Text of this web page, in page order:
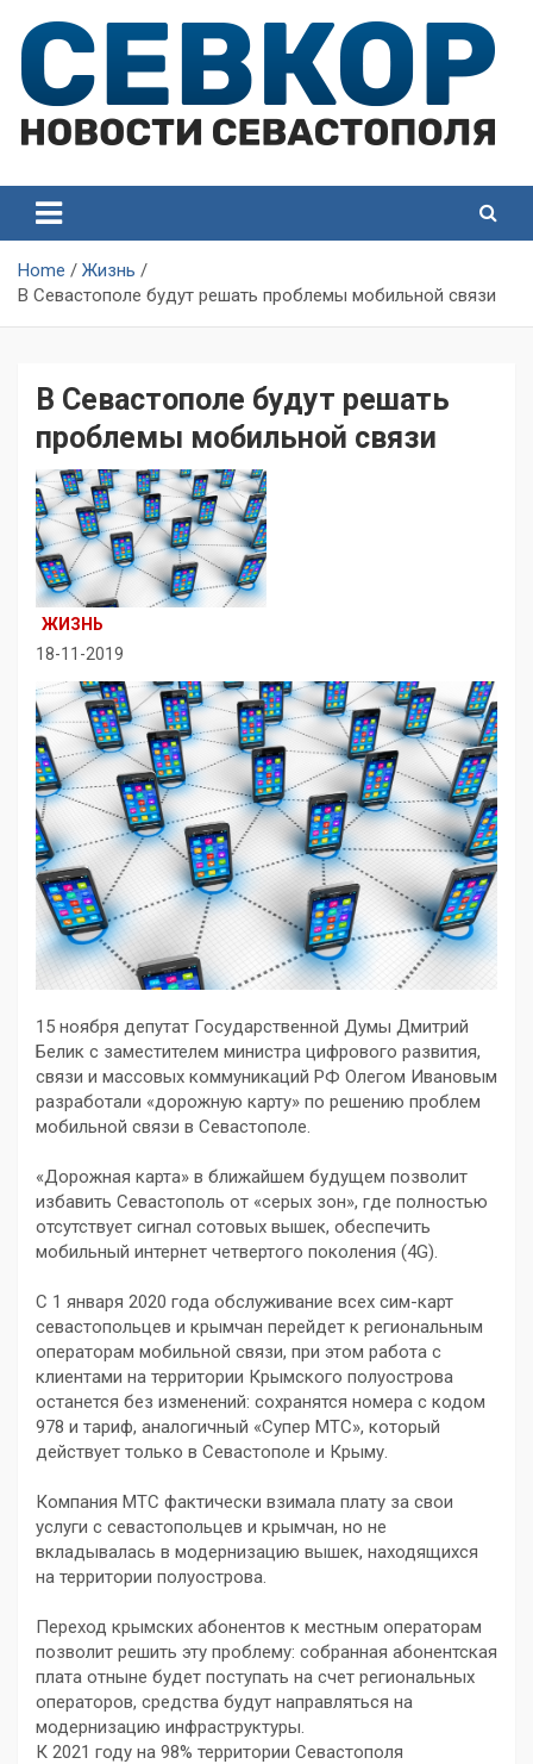
content
Севастополя
Севастополя
Home
Жизнь
В Севастополе будут решать проблемы мобильной связи
В Севастополе будут решать
проблемы мобильной связи
ЖИЗНЬ
18-11-2019
15 ноября депутат Государственной Думы Дмитрий
Белик с заместителем министра цифрового развития,
связи и массовых коммуникаций РФ Олегом Ивановым
разработали «дорожную карту» по решению проблем
мобильной связи в Севастополе.
«Дорожная карта» в ближайшем будущем позволит
избавить Севастополь от «серых зон», где полностью
отсутствует сигнал сотовых вышек, обеспечить
мобильный интернет четвертого поколения (4G).
С 1 января 2020 года обслуживание всех сим-карт
севастопольцев и крымчан перейдет к региональным
операторам мобильной связи, при этом работа с
клиентами на территории Крымского полуострова
останется без изменений: сохранятся номера с кодом
978 и тариф, аналогичный «Супер МТС», который
действует только в Севастополе и Крыму.
Компания МТС фактически взимала плату за свои
услуги с севастопольцев и крымчан, но не
вкладывалась в модернизацию вышек, находящихся
на территории полуострова.
Переход крымских абонентов к местным операторам
позволит решить эту проблему: собранная абонентская
плата отныне будет поступать на счет региональных
операторов, средства будут направляться на
модернизацию инфраструктуры.
К 2021 году на 98% территории Севастополя